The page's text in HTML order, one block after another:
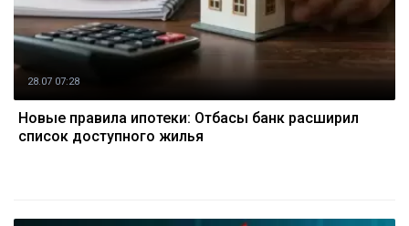
28.07 07:28
Новые правила ипотеки: Отбасы банк расширил
список доступного жилья